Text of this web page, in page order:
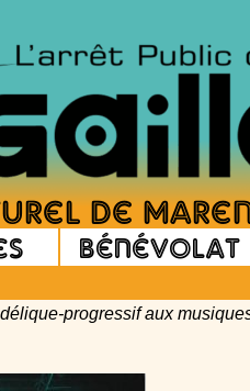
Bénévolat
progressif aux